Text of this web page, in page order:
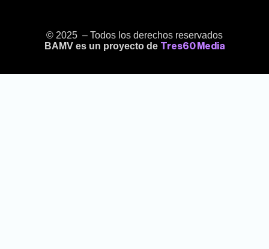
© 2025 – Todos los derechos reservados
BAMV es un proyecto de Tres60 Media